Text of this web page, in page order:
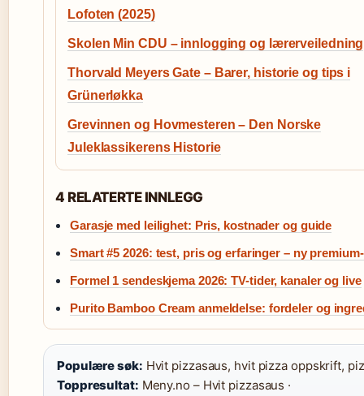
Lofoten (2025)
Skolen Min CDU – innlogging og lærerveiledning
Thorvald Meyers Gate – Barer, historie og tips i
Grünerløkka
Grevinnen og Hovmesteren – Den Norske
Juleklassikerens Historie
4 RELATERTE INNLEGG
Garasje med leilighet: Pris, kostnader og guide
Smart #5 2026: test, pris og erfaringer – ny
Formel 1 sendeskjema 2026: TV-tider, kanaler og live
Purito Bamboo Cream anmeldelse: fordeler og
Populære søk: Hvit pizzasaus, hvit pizza oppskrift,
Toppresultat: Meny.no – Hvit pizzasaus ·